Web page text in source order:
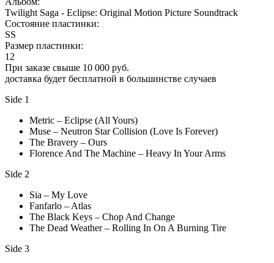
Twilight Saga - Eclipse: Original Motion Picture Soundtrack
Состояние пластинки:
SS
Размер пластинки:
12
При заказе свыше 10 000 руб.
доставка будет бесплатной в большинстве случаев
Side 1
Metric – Eclipse (All Yours)
Muse – Neutron Star Collision (Love Is Forever)
The Bravery – Ours
Florence And The Machine – Heavy In Your Arms
Side 2
Sia – My Love
Fanfarlo – Atlas
The Black Keys – Chop And Change
The Dead Weather – Rolling In On A Burning Tire
Side 3